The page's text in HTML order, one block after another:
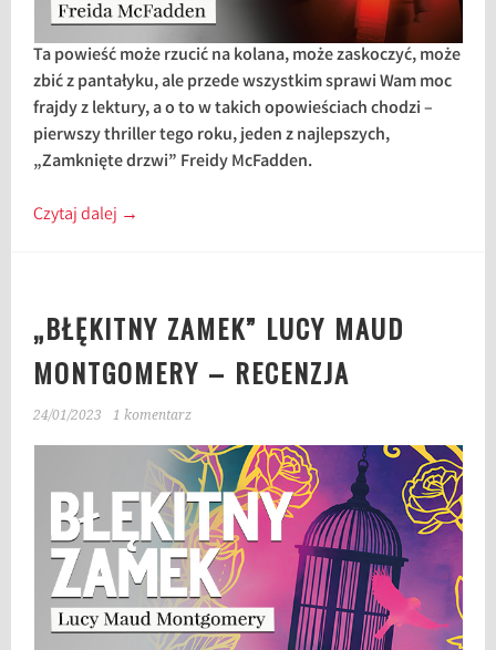
Ta powieść może rzucić na kolana, może zaskoczyć, może
zbić z pantałyku, ale przede wszystkim sprawi Wam moc
frajdy z lektury, a o to w takich opowieściach chodzi –
pierwszy thriller tego roku, jeden z najlepszych,
„Zamknięte drzwi” Freidy McFadden.
Czytaj dalej →
„BŁĘKITNY ZAMEK” LUCY MAUD
MONTGOMERY – RECENZJA
24/01/2023 1 komentarz